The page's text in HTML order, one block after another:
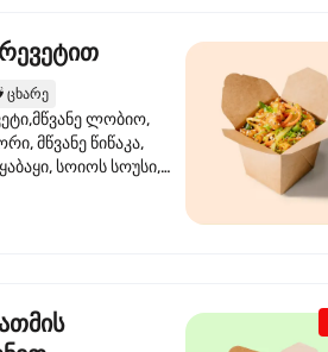
ცხარე
ლობიო,
მწვანე წიწაკა,
სოიოს სოუსი,
სოუსი, მწვანე ხახვი,